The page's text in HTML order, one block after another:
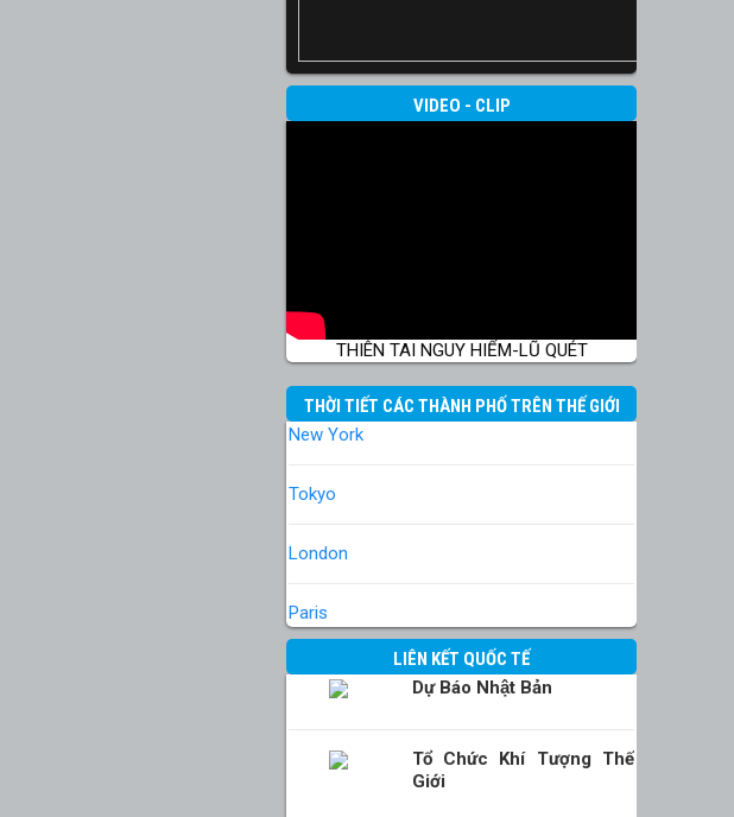
VIDEO - CLIP
THIÊN TAI NGUY HIỂM-LŨ QUÉT
THỜI TIẾT CÁC THÀNH PHỐ TRÊN THẾ GIỚI
New York
Tokyo
London
Paris
LIÊN KẾT QUỐC TẾ
Dự Báo Nhật Bản
Tổ Chức Khí Tượng Thế
Giới